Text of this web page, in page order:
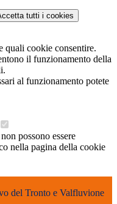
tutti i cookies
quali cookie consentire.
il funzionamento della
al funzionamento potete
possono essere
nella pagina della cookie
del Tronto e Valfluvione